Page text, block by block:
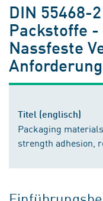
DIN 55468-2
Packstoffe
Nassfeste
Titel (englisch)
Packaging
strength adhesion,